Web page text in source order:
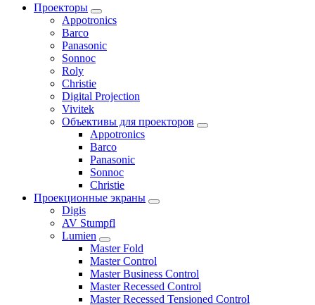
Проекторы
Appotronics
Barco
Panasonic
Sonnoc
Roly
Christie
Digital Projection
Vivitek
Объективы для проекторов
Appotronics
Barco
Panasonic
Sonnoc
Сhristie
Проекционные экраны
Digis
AV Stumpfl
Lumien
Master Fold
Master Control
Master Business Control
Master Recessed Control
Master Recessed Tensioned Control